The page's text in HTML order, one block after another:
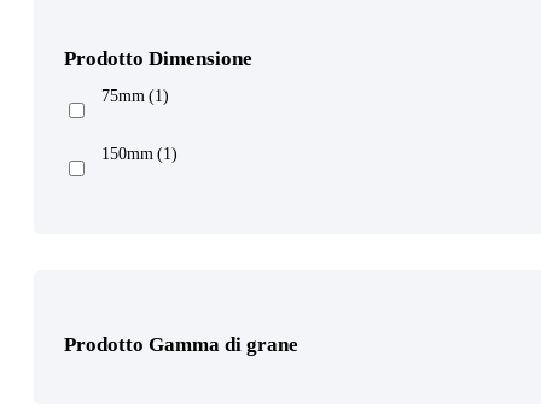
Prodotto Dimensione
75mm (1)
150mm (1)
Prodotto Gamma di grane